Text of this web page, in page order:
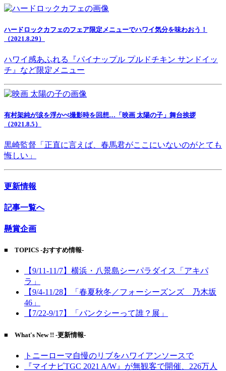
ハードロックカフェのフェア限定メニューでハワイ気分を味わおう！
（2021.8.29）
ハワイ感あふれる『パイナップル プルドチキン サンドイッ
チ』など限定メニュー
有村架純が涙を浮かべ撮影時を回想…「映画 太陽の子」舞台挨拶
（2021.8.5）
黒崎監督「正直に言えば、春馬君がここにいないのがとても
悔しい」
更新情報
記事一覧へ
懸賞企画
■ TOPICS -おすすめ情報-
【9/11-11/7】横浜・八景島シーパラダイス「アキパ
ラ」
【9/4-11/28】「春夏秋冬／フォーシーズンズ 乃木坂
46」
【7/22-9/17】「バンクシーって誰？展」
■ What's New !! -更新情報-
トニーローマ自慢のリブをハワイアンソースで
『マイナビTGC 2021 A/W』が無観客で開催、226万人